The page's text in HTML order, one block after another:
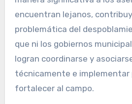
encuentran lejanos,
problemática del
que ni los gobiernos
logran coordinarse y
técnicamente e implementar
fortalecer al campo.